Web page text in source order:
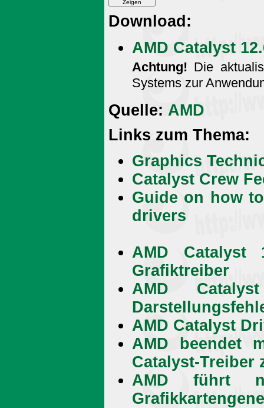
Download:
AMD Catalyst
Achtung! Die
Systems zur
Quelle: AMD
Links zum Thema:
Graphics
Catalyst Crew
Guide on how
drivers
AMD Catalyst
Grafiktreiber
AMD
AMD Catalyst
AMD beendet
Catalyst-Treiber
AMD führt